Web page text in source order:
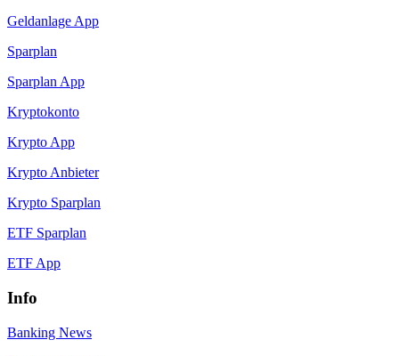
Geldanlage App
Sparplan
Sparplan App
Kryptokonto
Krypto App
Krypto Anbieter
Krypto Sparplan
ETF Sparplan
ETF App
Info
Banking News